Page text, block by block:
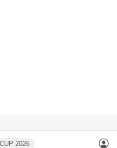
2026